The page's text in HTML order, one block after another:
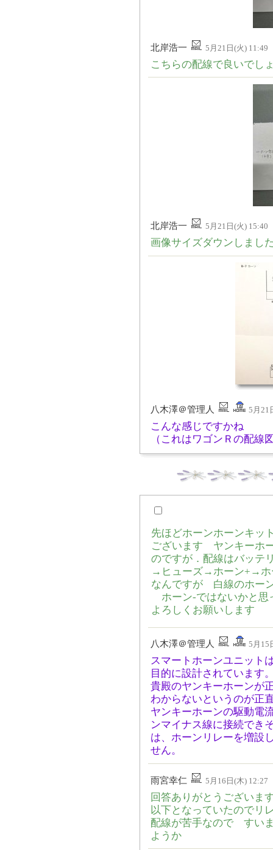
北岸浩一 5月21日(火) 11:49
こちらの配線で良いでし
北岸浩一 5月21日(火) 15:40
画像サイズダウンしまし
八木澤＠管理人 5月21
こんな感じですかね
（これはワゴンＲの配線
先ほどホーンホーンキ
ございます ヤンキーホ
のですが．配線はバッテ
→ヒューズ→ホーン+→ホ
なんですが 白線のホー
ホーン-ではないかと思
よろしくお願いします
八木澤＠管理人 5月15
スマートホーンユニット
目的に設計されています
貴殿のヤンキーホーンが
わからないというのが正
ヤンキーホーンの駆動電
ンマイナス線に接続でき
は、ホーンリレーを増設
せん。
雨宮幸仁 5月16日(木) 12:27
回答ありがとうござい
以下となっていたのでリ
配線が苦手なので すい
ようか